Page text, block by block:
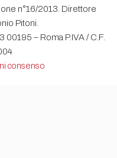
n°16/2013. Direttore
Pitoni.
00195 – Roma P.IVA / C.F.
consenso